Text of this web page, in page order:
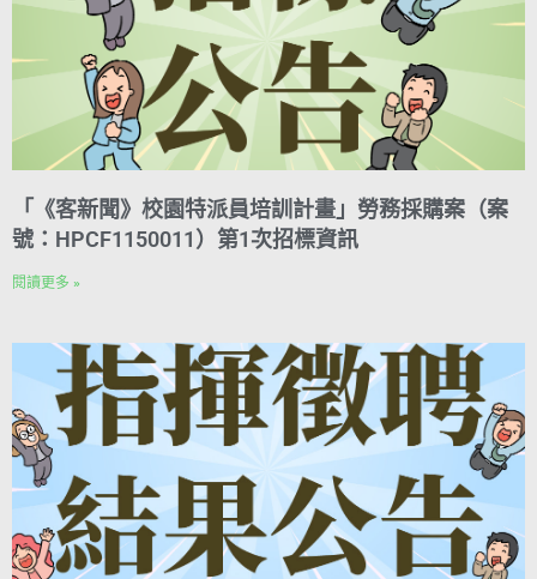
「《客新聞》校園特派員培訓計畫」勞務採購案（案
號：HPCF1150011）第1次招標資訊
閱讀更多 »